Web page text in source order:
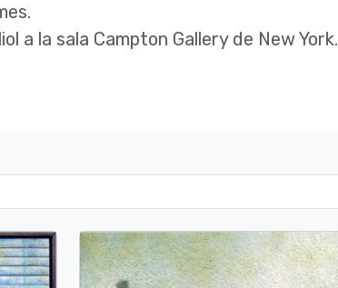
a la sala Campton Gallery de New York.